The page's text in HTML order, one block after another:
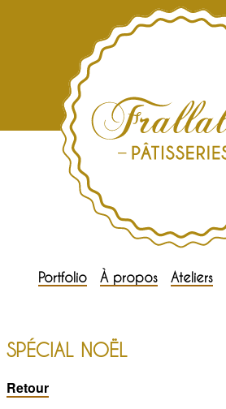
Portfolio À propos Ateliers
SPÉCIAL NOËL
Retour